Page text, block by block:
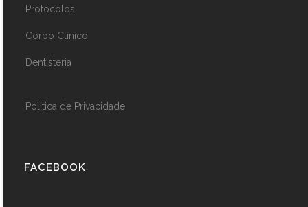
Protocolos
Corpo Clínico
Dentisteria
Politica de Privacidade
FACEBOOK